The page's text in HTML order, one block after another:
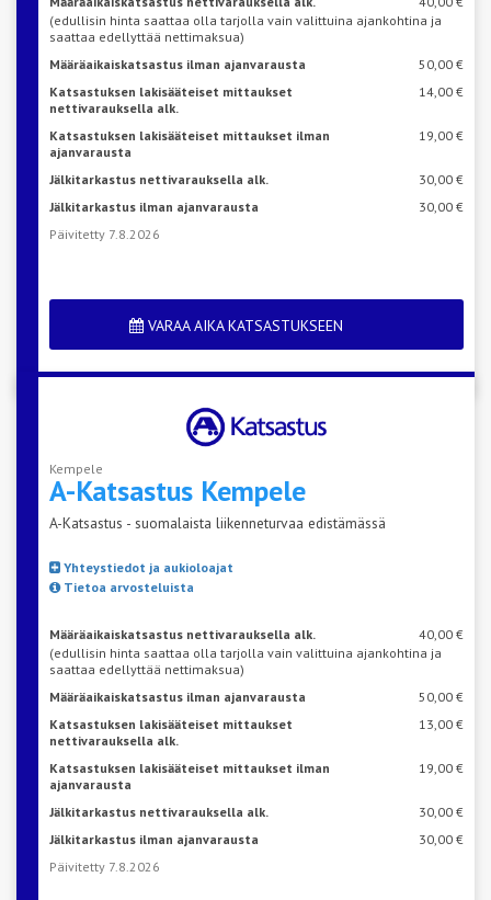
(edullisin hinta saattaa olla tarjolla vain valittuina ajankohtina ja
saattaa edellyttää nettimaksua)
Määräaikaiskatsastus ilman ajanvarausta
50,00 €
Katsastuksen lakisääteiset mittaukset
nettivarauksella alk.
14,00 €
Katsastuksen lakisääteiset mittaukset ilman
ajanvarausta
19,00 €
Jälkitarkastus nettivarauksella alk.
30,00 €
Jälkitarkastus ilman ajanvarausta
30,00 €
Päivitetty 7.8.2026
VARAA AIKA KATSASTUKSEEN
Kempele
A-Katsastus Kempele
A-Katsastus - suomalaista liikenneturvaa edistämässä
Yhteystiedot ja aukioloajat
Tietoa arvosteluista
Määräaikaiskatsastus nettivarauksella alk.
40,00 €
(edullisin hinta saattaa olla tarjolla vain valittuina ajankohtina ja
saattaa edellyttää nettimaksua)
Määräaikaiskatsastus ilman ajanvarausta
50,00 €
Katsastuksen lakisääteiset mittaukset
nettivarauksella alk.
13,00 €
Katsastuksen lakisääteiset mittaukset ilman
ajanvarausta
19,00 €
Jälkitarkastus nettivarauksella alk.
30,00 €
Jälkitarkastus ilman ajanvarausta
30,00 €
Päivitetty 7.8.2026